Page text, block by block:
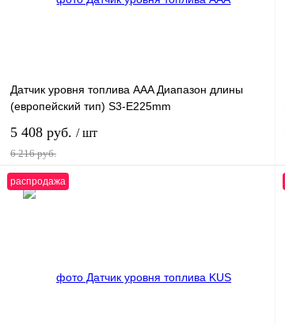
Датчик уровня топлива AAA Диапазон длины
(европейский тип) S3-E225mm
5 408 руб. / шт
6 216 руб.
распродажа